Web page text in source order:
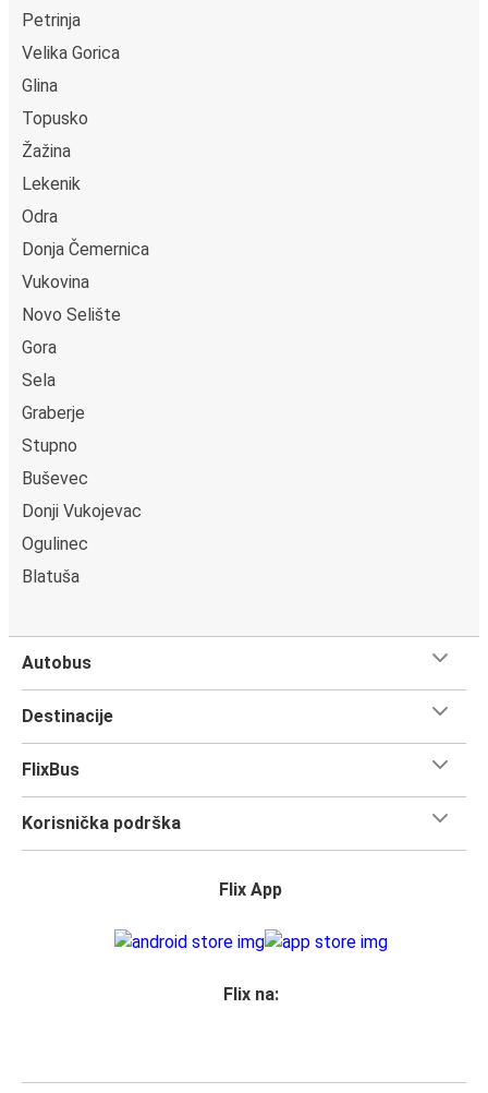
Petrinja
Velika Gorica
Glina
Topusko
Žažina
Lekenik
Odra
Donja Čemernica
Vukovina
Novo Selište
Gora
Sela
Graberje
Stupno
Buševec
Donji Vukojevac
Ogulinec
Blatuša
Autobus
Destinacije
FlixBus
Korisnička podrška
Flix App
Flix na: